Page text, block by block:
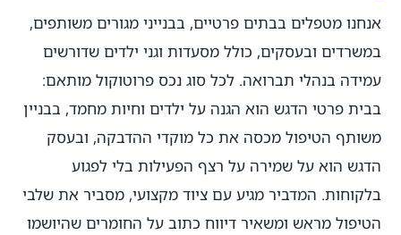
אנחנו מטפלים בבתים פרטיים, בבנייני מגורים משותפים,
במשרדים ובעסקים, כולל מסעדות וגני ילדים שדורשים
עמידה בנהלי תברואה. לכל סוג נכס פרוטוקול מותאם:
בבית פרטי הדגש הוא הגנה על ילדים וחיות מחמד, בבניין
משותף הטיפול מכסה את כל מוקדי ההדבקה, ובעסק
הדגש הוא על שמירה על רצף הפעילות בלי לפגוע
בלקוחות. המדביר מגיע עם ציוד מקצועי, מסביר את שלבי
הטיפול מראש ומשאיר דיווח כתוב על החומרים שהיושמו